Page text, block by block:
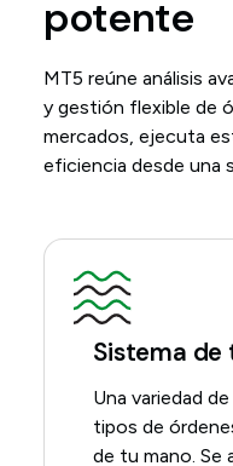
potente
MT5 reúne análisis
y gestión flexible de
mercados, ejecuta
eficiencia desde una
Sistema de
Una variedad
tipos de
de tu mano. Se